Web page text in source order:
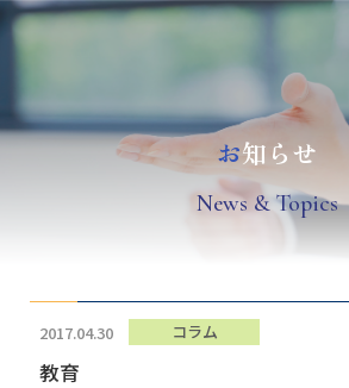
お知らせ
News & Topics
2017.04.30 コラム
教育